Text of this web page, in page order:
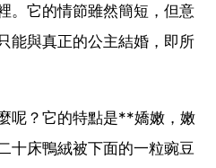
。它的情節雖然簡短，但意
能與真正的公主結婚，即所
呢？它的特點是**嬌嫩，嫩
十床鴨絨被下面的一粒豌豆